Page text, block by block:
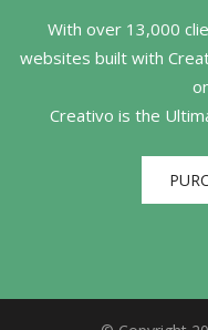
With over 13,000
websites built with
Creativo is the